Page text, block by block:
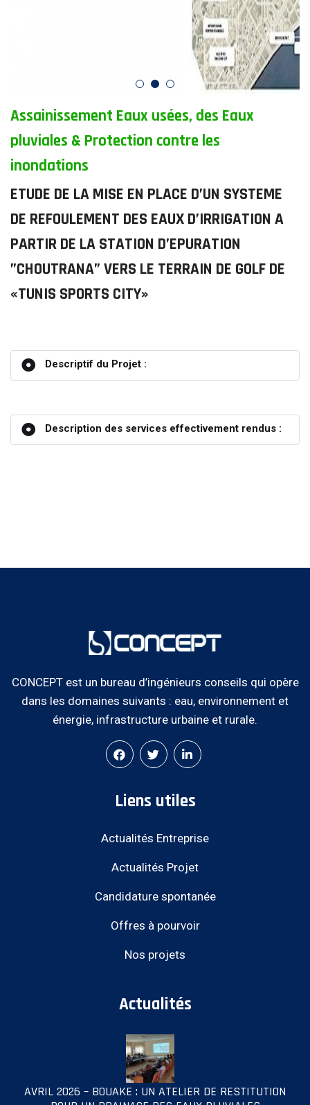
Assainissement Eaux usées, des Eaux
pluviales & Protection contre les
inondations
ETUDE DE LA MISE EN PLACE D’UN SYSTEME
DE REFOULEMENT DES EAUX D’IRRIGATION A
PARTIR DE LA STATION D’EPURATION
”CHOUTRANA” VERS LE TERRAIN DE GOLF DE
«TUNIS SPORTS CITY»
Descriptif du Projet :
Description des services effectivement rendus :
CONCEPT est un bureau d’ingénieurs conseils qui opère
dans les domaines suivants : eau, environnement et
énergie, infrastructure urbaine et rurale.
Liens utiles
Actualités Entreprise
Actualités Projet
Candidature spontanée
Offres à pourvoir
Nos projets
Actualités
AVRIL 2026 – BOUAKE : UN ATELIER DE RESTITUTION